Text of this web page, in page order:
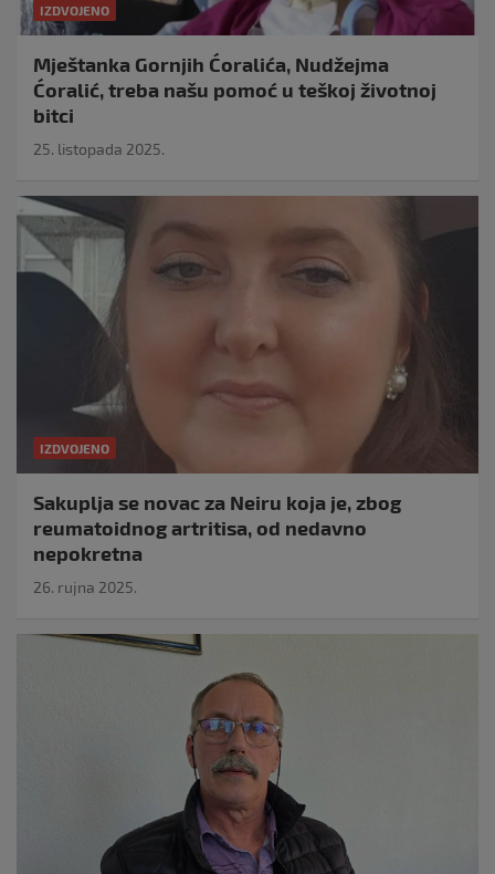
IZDVOJENO
Mještanka Gornjih Ćoralića, Nudžejma
Ćoralić, treba našu pomoć u teškoj životnoj
bitci
25. listopada 2025.
IZDVOJENO
Sakuplja se novac za Neiru koja je, zbog
reumatoidnog artritisa, od nedavno
nepokretna
26. rujna 2025.